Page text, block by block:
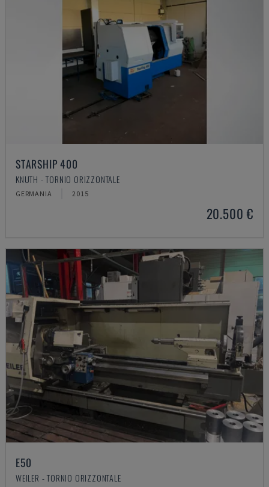
STARSHIP 400
KNUTH - TORNIO ORIZZONTALE
GERMANIA 2015
20.500 €
E50
WEILER - TORNIO ORIZZONTALE